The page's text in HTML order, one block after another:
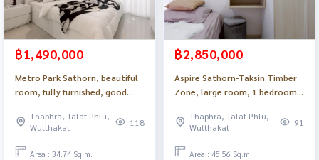
฿1,490,000
Metro Park Sathorn, beautiful
room, fully furnished, good
Thaphra, Talat Phlu,
Wutthakat
118
Area : 34.74 Sq.m.
฿2,850,000
Aspire Sathorn-Taksin Timber
Zone, large room, 1 bedroom,
in_Do858 .
Thaphra, Talat Phlu,
Wutthakat
91
Area : 45.56 Sq.m.